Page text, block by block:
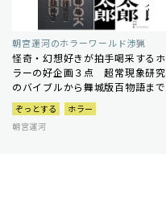
朝宮運河のホラーワールド渉猟
怪奇・幻想好きが拍手喝采するホ
ラーの好企画３点 超常現象研究
のバイブルから舞城版百物語まで
ぞっとする
ホラー
朝宮運河